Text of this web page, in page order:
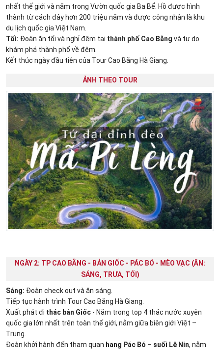
nhất thế giới và nằm trong Vườn quốc gia Ba Bể. Hồ được hình
thành từ cách đây hơn 200 triệu năm và được công nhận là khu
du lịch quốc gia Việt Nam.
Tối: Đoàn ăn tối và nghỉ đêm tại thành phố Cao Bằngvà tự do
khám phá thành phố về đêm.
Kết thúc ngày đầu tiên của Tour Cao Bằng Hà Giang.
ẢNH THEO TOUR
NGÀY 2: TP CAO BẰNG - BẢN GIỐC - PÁC BÓ - MÈO VẠC (ĂN:
SÁNG, TRƯA, TỐI)
Sáng: Đoàn check out và ăn sáng.
Tiếp tục hành trình Tour Cao Bằng Hà Giang.
Xuất phát đi thác bản Giốc - Nằm trong top 4 thác nước xuyên
quốc gia lớn nhất trên toàn thế giới, nằm giữa biên giới Việt –
Trung.
Đoàn khởi hành đến tham quan hang Pác Bó – suối Lê Nin, nằm